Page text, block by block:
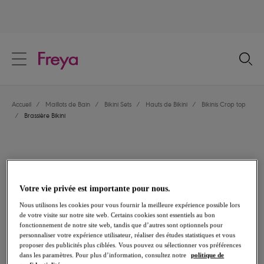
Votre pays
Langue
Accueil / Maillots de Bain / Bikini Sets / Hauts de Bikini /
Bikinis Crop top
/
Brassière Bikini
Partager
Votre vie privée est importante pour nous.
Nous utilisons les cookies pour vous fournir la meilleure expérience possible lors
de votre visite sur notre site web. Certains cookies sont essentiels au bon
fonctionnement de notre site web, tandis que d’autres sont optionnels pour
personnaliser votre expérience utilisateur, réaliser des études statistiques et vous
proposer des publicités plus ciblées. Vous pouvez ou sélectionner vos préférences
dans les paramètres. Pour plus d’information, consultez notre
politique de